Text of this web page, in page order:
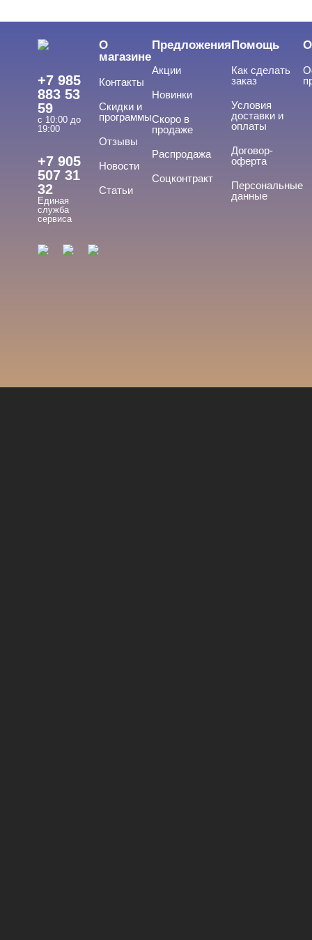
+7 985
883 53
59
с 10:00 до
19:00
+7 905
507 31
32
Единая
служба
сервиса
О
магазине
Контакты
Скидки и
программы
Отзывы
Новости
Статьи
Предложения
Акции
Новинки
Скоро в
продаже
Распродажа
Соцконтракт
Помощь
Как сделать
заказ
Условия
доставки и
оплаты
Договор-
оферта
Персональные
данные